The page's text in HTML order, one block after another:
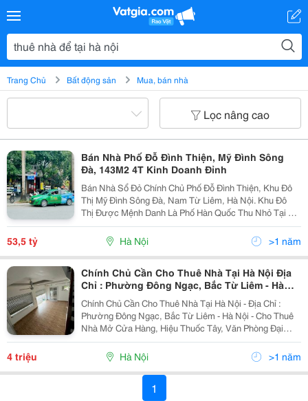
Trang Chủ Bất động sản Mua, bán nhà
Lọc nâng cao
Bán Nhà Phố Đỗ Đình Thiện, Mỹ Đình Sông
Đà, 143M2 4T Kinh Doanh Đỉnh
Bán Nhà Sổ Đỏ Chính Chủ Phố Đỗ Đình Thiện, Khu Đô
Thị Mỹ Đình Sông Đà, Nam Từ Liêm, Hà Nội. Khu Đô
Thị Được Mệnh Danh Là Phố Hàn Quốc Thu Nhỏ Tại Hà
Nội. Kinh Doanh Bất Chấp, Từ Nhà Hàng, Ngân Hàng,
Café, Thẩm Mỹ, Siêu Thị&Hellip; Diện Tích 143M2,...
53,5 tỷ Hà Nội >1 năm
Chính Chủ Cần Cho Thuê Nhà Tại Hà Nội Địa
Chỉ : Phường Đông Ngạc, Bắc Từ Liêm - Hà
Nội
Chính Chủ Cần Cho Thuê Nhà Tại Hà Nội - Địa Chỉ :
Phường Đông Ngạc, Bắc Từ Liêm - Hà Nội - Cho Thuê
Nhà Mở Cửa Hàng, Hiệu Thuốc Tây, Văn Phòng Đại
Diện... - Diện Tích : 36M2 - Mặt Tiền Rộng : 7M, Wc
Khép Kín , Đủ Điều Hoà, Quạt Trần .... -...
4 triệu Hà Nội >1 năm
1